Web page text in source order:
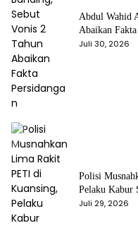
Abdul Wahid
Abaikan Fakta
Juli 30, 2026
Polisi
Pelaku Kabur
Juli 29, 2026